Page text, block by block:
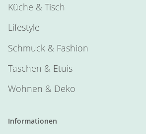
Küche & Tisch
Lifestyle
Schmuck & Fashion
Taschen & Etuis
Wohnen & Deko
Informationen